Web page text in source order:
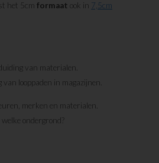
het 5cm formaat ook in 7,5cm
van materialen.
looppaden in magazijnen.
merken en materialen.
ondergrond?